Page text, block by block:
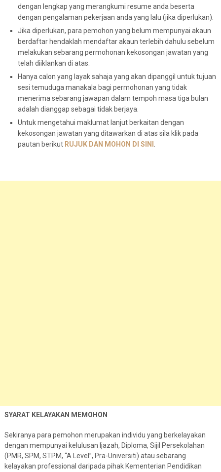
dengan lengkap yang merangkumi resume anda beserta
dengan pengalaman pekerjaan anda yang lalu (jika diperlukan).
Jika diperlukan, para pemohon yang belum mempunyai akaun
berdaftar hendaklah mendaftar akaun terlebih dahulu sebelum
melakukan sebarang permohonan kekosongan jawatan yang
telah diiklankan di atas.
Hanya calon yang layak sahaja yang akan dipanggil untuk tujuan
sesi temuduga manakala bagi permohonan yang tidak
menerima sebarang jawapan dalam tempoh masa tiga bulan
adalah dianggap sebagai tidak berjaya.
Untuk mengetahui maklumat lanjut berkaitan dengan
kekosongan jawatan yang ditawarkan di atas sila klik pada
pautan berikut RUJUK DAN MOHON DI SINI
SYARAT KELAYAKAN MEMOHON
Sekiranya para pemohon merupakan individu yang berkelayakan
dengan mempunyai kelulusan Ijazah, Diploma, Sijil Persekolahan
(PMR, SPM, STPM, “A Level”, Pra-Universiti) atau sebarang
kelayakan professional daripada pihak Kementerian Pendidikan